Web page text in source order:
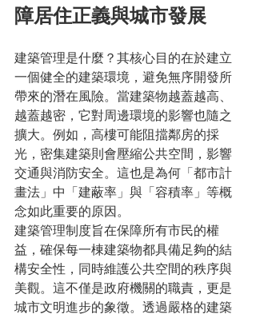
障居住正義與城市發展
建築管理是什麼？其核心目的在於建立
一個健全的建築環境，避免無序開發所
帶來的潛在風險。當建築物越蓋越高、
越蓋越密，它對周邊環境的影響也隨之
擴大。例如，高樓可能阻擋鄰房的採
光，密集建築則會壓縮公共空間，影響
交通與消防安全。這也是為何「都市計
畫法」中「建蔽率」與「容積率」等概
念如此重要的原因。
建築管理制度旨在保障所有市民的權
益，確保每一棟建築物都具備足夠的結
構安全性，同時維護公共空間的秩序與
美觀。這不僅是政府機關的職責，更是
城市文明進步的象徵。透過嚴格的建築